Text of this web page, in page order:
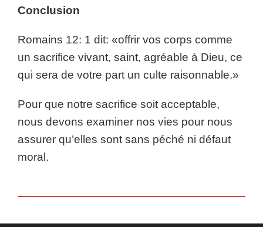
Conclusion
Romains 12: 1 dit: «offrir vos corps comme
un sacrifice vivant, saint, agréable à Dieu, ce
qui sera de votre part un culte raisonnable.»
Pour que notre sacrifice soit acceptable,
nous devons examiner nos vies pour nous
assurer qu’elles sont sans péché ni défaut
moral.